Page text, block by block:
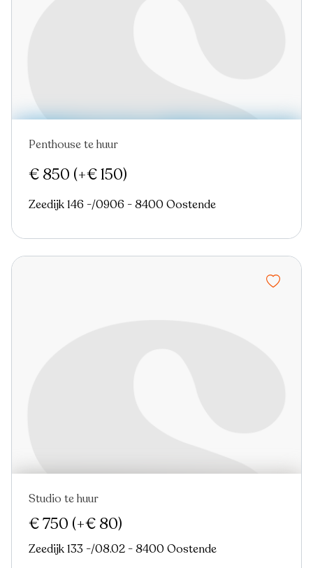
Nieuw
Penthouse te huur
€ 850 (+€ 150)
Zeedijk 146 -/0906 - 8400 Oostende
Nieuw
Studio te huur
€ 750 (+€ 80)
Zeedijk 133 -/08.02 - 8400 Oostende